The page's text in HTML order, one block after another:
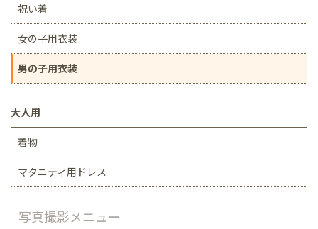
祝い着
女の子用衣装
男の子用衣装
大人用
着物
マタニティ用ドレス
写真撮影メニュー